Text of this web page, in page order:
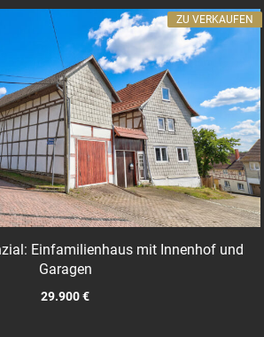
Einfamilienhaus mit Innenhof und
Garagen
29.900 €
ZU VERKAUFEN